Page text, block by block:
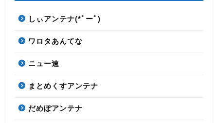
しぃアンテナ(*ﾟーﾟ)
ワロタあんてな
ニュー速
まとめくすアンテナ
だめぽアンテナ